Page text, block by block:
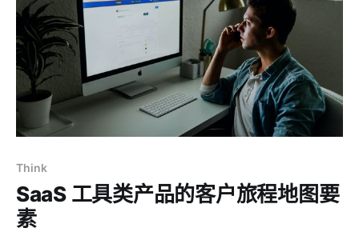
Think
SaaS 工具类产品的客户旅程地图要
素